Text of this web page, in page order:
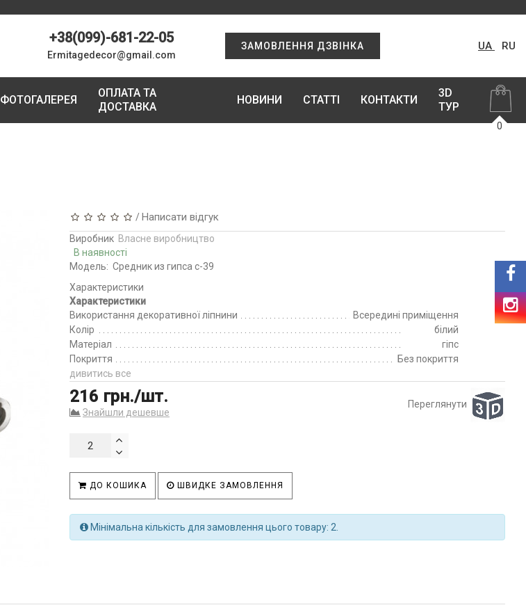
+38(099)-681-22-05
Ermitagedecor@gmail.com
ЗАМОВЛЕННЯ ДЗВІНКА UA RU
ФОТОГАЛЕРЕЯ
ОПЛАТА ТА
ДОСТАВКА
НОВИНИ СТАТТІ КОНТАКТИ
3D
ТУР
0
/Написати відгук
Виробник Власне виробництво
В наявності
Модель: Средник из гипса с-39
Характеристики
Характеристики
Використання декоративної ліпнини
Всередині приміщення
Колір
білий
Матеріал
гіпс
Покриття
Без покриття
дивитись все
216 грн./шт.
Знайшли дешевше
Переглянути
ДО КОШИКА ШВИДКЕ ЗАМОВЛЕННЯ
Мінімальна кількість для замовлення цього товару: 2.